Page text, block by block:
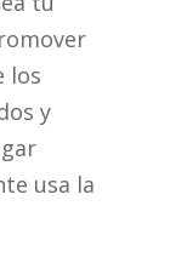
los
y
usa la